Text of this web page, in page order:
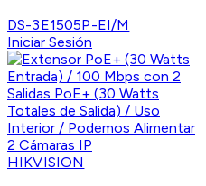
DS-3E1505P-EI/M
Iniciar Sesión
HIKVISION